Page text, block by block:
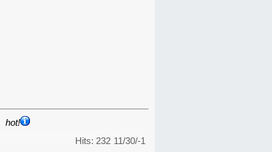
hot!
11/30/-1
Hits: 232